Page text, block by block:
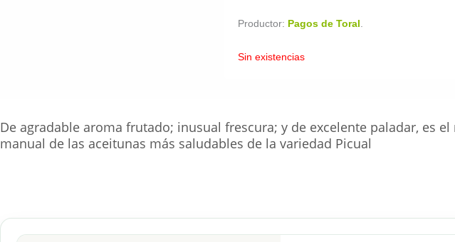
Productor: Pagos de Toral
Sin existencias
De agradable aroma frutado; inusual frescura; y de excelente paladar, es
manual de las aceitunas más saludables de la variedad Picual